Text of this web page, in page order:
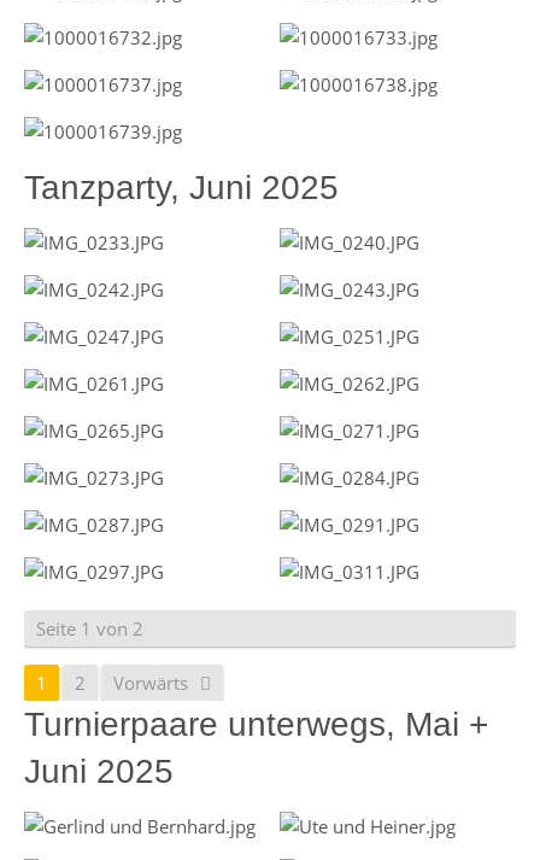
Tanzparty, Juni 2025
Seite 1 von 2
1 2 Vorwärts
Turnierpaare unterwegs, Mai +
Juni 2025